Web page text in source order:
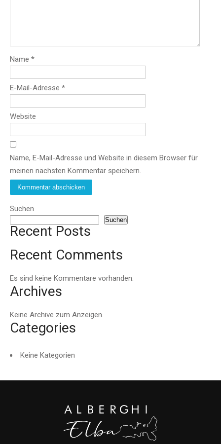
Name *
E-Mail-Adresse *
Website
Name, E-Mail-Adresse und Website in diesem Browser für
meinen nächsten Kommentar speichern.
Suchen
Suchen
Recent Posts
Recent Comments
Es sind keine Kommentare vorhanden.
Archives
Keine Archive zum Anzeigen.
Categories
Keine Kategorien